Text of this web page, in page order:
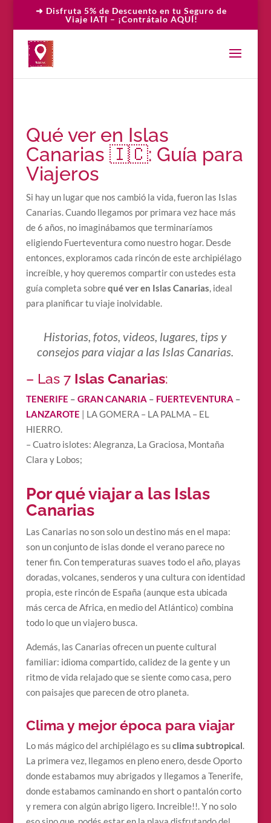
➜ Disfruta 5% de Descuento en tu Seguro de
Viaje IATI – ¡Contrátalo AQUÍ!
Qué ver en Islas
Canarias 🇮🇨: Guía para
Viajeros
Si hay un lugar que nos cambió la vida, fueron las Islas
Canarias. Cuando llegamos por primara vez hace más
de 6 años, no imaginábamos que terminaríamos
eligiendo Fuerteventura como nuestro hogar. Desde
entonces, exploramos cada rincón de este archipiélago
increíble, y hoy queremos compartir con ustedes esta
guía completa sobrequé ver en Islas Canarias, ideal
para planificar tu viaje inolvidable.
Historias, fotos, videos, lugares, tips y
consejos para viajar a las Islas Canarias.
– Las 7 Islas Canarias:
TENERIFE – GRAN CANARIA – FUERTEVENTURA –
LANZAROTE | LA GOMERA – LA PALMA – EL
HIERRO.
– Cuatro islotes: Alegranza, La Graciosa, Montaña
Clara y Lobos;
Por qué viajar a las Islas
Canarias
Las Canarias no son solo un destino más en el mapa:
son un conjunto de islas donde el verano parece no
tener fin. Con temperaturas suaves todo el año, playas
doradas, volcanes, senderos y una cultura con identidad
propia, este rincón de España (aunque esta ubicada
más cerca de Africa, en medio del Atlántico) combina
todo lo que un viajero busca.
Además, las Canarias ofrecen un puente cultural
familiar: idioma compartido, calidez de la gente y un
ritmo de vida relajado que se siente como casa, pero
con paisajes que parecen de otro planeta.
Clima y mejor época para viajar
Lo más mágico del archipiélago es suclima subtropical.
La primera vez, llegamos en pleno enero, desde Oporto
donde estabamos muy abrigados y llegamos a Tenerife,
donde estabamos caminando en short o pantalón corto
y remera con algún abrigo ligero. Increible!!. Y no solo